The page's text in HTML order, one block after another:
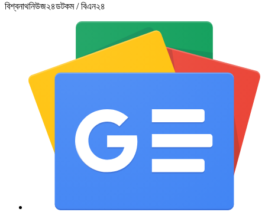
বিশ্বনাথনিউজ২৪ডটকম / বিএন২৪